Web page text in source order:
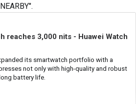
reaches 3,000 nits - Huawei Watch
its smartwatch portfolio with a
not only with high-quality and robust
battery life.